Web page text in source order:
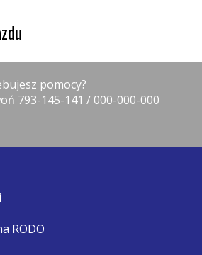
pomocy?
793-145-141 / 000-000-000
RODO